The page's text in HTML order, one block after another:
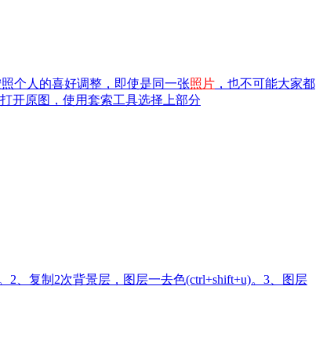
个人的喜好调整，即使是同一张照片 ，也不可能大家都
开原图，使用套索工具选择上部分
2、复制2次背景层，图层一去色(ctrl+shift+u)。3、图层